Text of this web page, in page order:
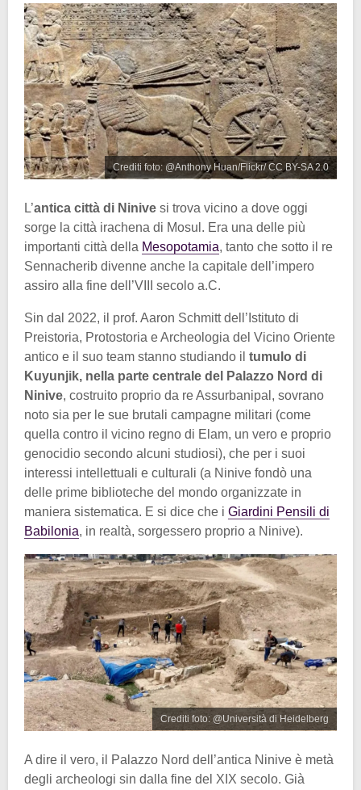
Crediti foto: @Anthony Huan/Flickr/ CC BY-SA 2.0
L’antica città di Ninive si trova vicino a dove oggi
sorge la città irachena di Mosul. Era una delle più
importanti città della Mesopotamia, tanto che sotto il re
Sennacherib divenne anche la capitale dell’impero
assiro alla fine dell’VIII secolo a.C.
Sin dal 2022, il prof. Aaron Schmitt dell’Istituto di
Preistoria, Protostoria e Archeologia del Vicino Oriente
antico e il suo team stanno studiando il tumulo di
Kuyunjik, nella parte centrale del Palazzo Nord di
Ninive, costruito proprio da re Assurbanipal, sovrano
noto sia per le sue brutali campagne militari (come
quella contro il vicino regno di Elam, un vero e proprio
genocidio secondo alcuni studiosi), che per i suoi
interessi intellettuali e culturali (a Ninive fondò una
delle prime biblioteche del mondo organizzate in
maniera sistematica. E si dice che i Giardini Pensili di
Babilonia, in realtà, sorgessero proprio a Ninive).
Crediti foto: @Università di Heidelberg
A dire il vero, il Palazzo Nord dell’antica Ninive è metà
degli archeologi sin dalla fine del XIX secolo. Già